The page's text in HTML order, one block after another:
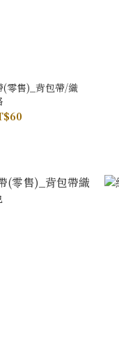
(零售)_背包帶/織